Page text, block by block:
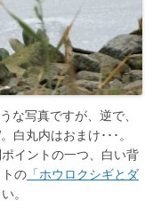
な写真ですが、逆で、
白丸内はおまけ･･･。
イントの一つ、白い背
の 「ホウロクシギとダ
。